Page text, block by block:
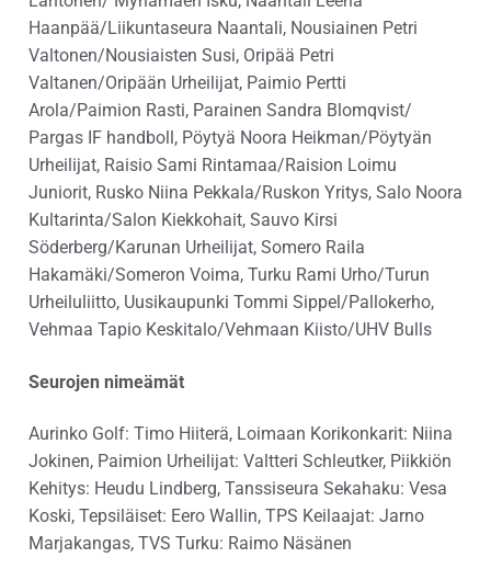
Haanpää/Liikuntaseura Naantali, Nousiainen Petri
Valtonen/Nousiaisten Susi, Oripää Petri
Valtanen/Oripään Urheilijat, Paimio Pertti
Arola/Paimion Rasti, Parainen Sandra Blomqvist/
Pargas IF handboll, Pöytyä Noora Heikman/Pöytyän
Urheilijat, Raisio Sami Rintamaa/Raision Loimu
Juniorit, Rusko Niina Pekkala/Ruskon Yritys, Salo Noora
Kultarinta/Salon Kiekkohait, Sauvo Kirsi
Söderberg/Karunan Urheilijat, Somero Raila
Hakamäki/Someron Voima, Turku Rami Urho/Turun
Urheiluliitto, Uusikaupunki Tommi Sippel/Pallokerho,
Vehmaa Tapio Keskitalo/Vehmaan Kiisto/UHV Bulls
Seurojen nimeämät
Aurinko Golf: Timo Hiiterä, Loimaan Korikonkarit: Niina
Jokinen, Paimion Urheilijat: Valtteri Schleutker, Piikkiön
Kehitys: Heudu Lindberg, Tanssiseura Sekahaku: Vesa
Koski, Tepsiläiset: Eero Wallin, TPS Keilaajat: Jarno
Marjakangas, TVS Turku: Raimo Näsänen